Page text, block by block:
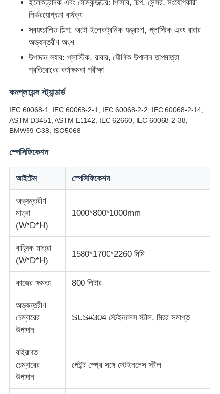
কারখানা ভ্রমণ
মান নিয়ন্ত্রণ
আমাদের সাথে যোগাযোগ করুন
উদ্ধৃতির জন্য আবেদন
ল্যাব টেস্টিং ইকুইপমেন্ট
এনভায়রনমেন্টাল টেস্ট চেম্বার
ইউনিভার্সাল টেস্টিং মেশিন
ইমপ্যাক্ট টেস্টিং মেশিন
রাবার পরীক্ষার সরঞ্জাম
পাদুকা পরীক্ষার সরঞ্জাম
নির্মাণ সামগ্রী পরীক্ষার সরঞ্জাম
ইলেকট্রনিক এবং সেমিকন্ডাক্টর: পিসিবি, চিপ, সেন্সর, সংযোগকারী
নির্ভরযোগ্যতা বার্ধক্য
স্বয়ংচালিত শিল্প: অটো ইলেকট্রনিক যন্ত্রাংশ, প্লাস্টিক এবং রাবার
অভ্যন্তরীণ অংশ
উপাদান ল্যাব: প্লাস্টিক, রাবার, যৌগিক উপাদান তাপমাত্রা
প্রতিরোধের কর্মক্ষমতা পরীক্ষা
কমপ্লায়েন্স স্ট্যান্ডার্ড
IEC 60068-1, IEC 60068-2-1, IEC 60068-2-2, IEC 60068-2-14,
ASTM D3451, ASTM E1142, IEC 62660, IEC 60068-2-38,
BMW59 G38, ISO5068
স্পেসিফিকেশন
আইটেম স্পেসিফিকেশন
অভ্যন্তরীণ
মাত্রা
(W*D*H)
1000*800*1000mm
বাহ্যিক মাত্রা
(W*D*H)
1580*1700*2260 মিমি
কাজের ক্ষমতা 800 লিটার
অভ্যন্তরীণ
চেম্বারের
উপাদান
SUS#304 স্টেইনলেস স্টীল, মিরর সমাপ্ত
বহিরাগত
চেম্বারের
উপাদান
পেইন্ট স্প্রে সঙ্গে স্টেইনলেস স্টীল